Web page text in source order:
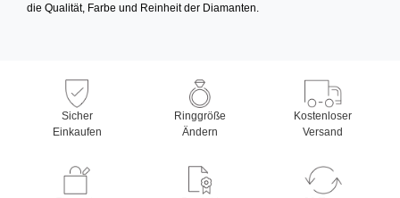
die Qualität, Farbe und Reinheit der Diamanten.
Sicher
Einkaufen
Ringgröße
Ändern
Kostenloser
Versand